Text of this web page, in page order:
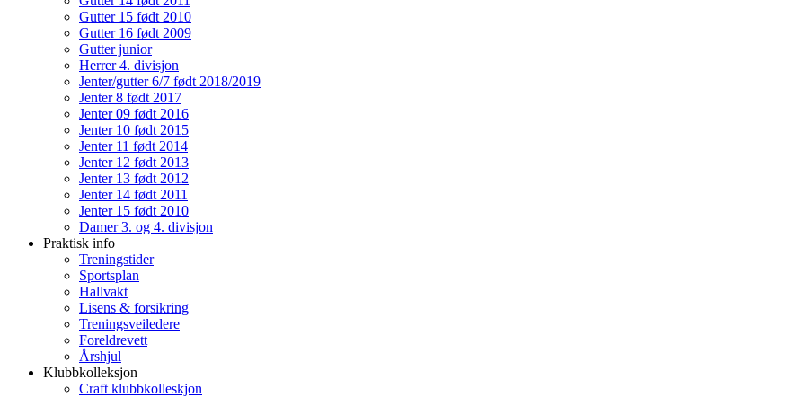
Gutter 15 født 2010
Gutter 16 født 2009
Gutter junior
Herrer 4. divisjon
Jenter/gutter 6/7 født 2018/2019
Jenter 8 født 2017
Jenter 09 født 2016
Jenter 10 født 2015
Jenter 11 født 2014
Jenter 12 født 2013
Jenter 13 født 2012
Jenter 14 født 2011
Jenter 15 født 2010
Damer 3. og 4. divisjon
Praktisk info
Treningstider
Sportsplan
Hallvakt
Lisens & forsikring
Treningsveiledere
Foreldrevett
Årshjul
Klubbkolleksjon
Craft klubbkolleskjon